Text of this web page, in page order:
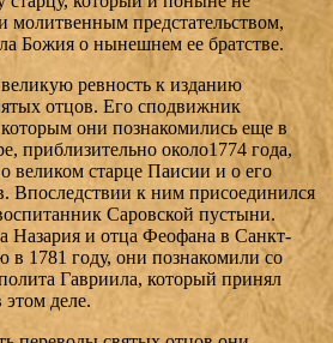
молитвенным предстательством,
Божия о нынешнем ее братстве.
ревность к изданию
отцов. Его сподвижник
они познакомились еще в
приблизительно около1774 года,
великом старце Паисии и о его
Впоследствии к ним присоединился
Саровской пустыни.
Назария и отца Феофана в Санкт-
в 1781 году, они познакомили со
Гавриила, который принял
этом деле.